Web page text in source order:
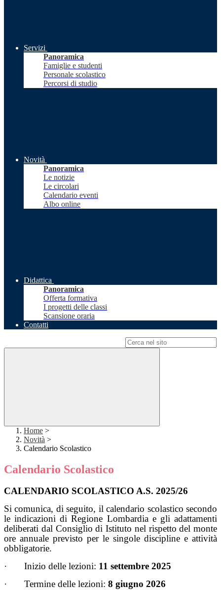
Servizi
Panoramica
Famiglie e studenti
Personale scolastico
Percorsi di studio
Novità
Panoramica
Le notizie
Le circolari
Calendario eventi
Albo online
Didattica
Panoramica
Offerta formativa
I progetti delle classi
Scansione oraria
Contatti
Home >
Novità >
Calendario Scolastico
Calendario Scolastico
CALENDARIO SCOLASTICO A.S. 2025/26
Si comunica, di seguito, il calendario scolastico secondo
le indicazioni di Regione Lombardia e gli adattamenti
deliberati dal Consiglio di Istituto nel rispetto del monte
ore annuale previsto per le singole discipline e attività
obbligatorie.
·
Inizio delle lezioni: 11 settembre 2025
· Termine delle lezioni: 8 giugno 2026